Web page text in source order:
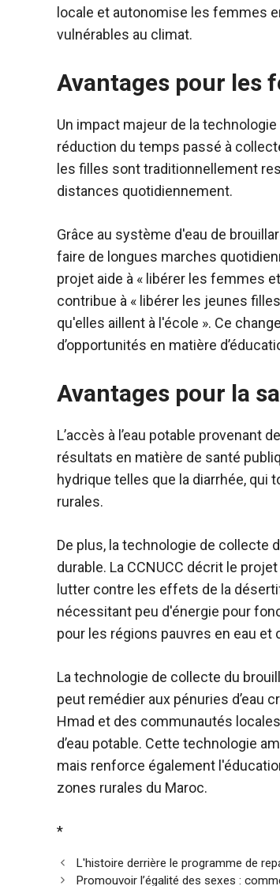
locale et autonomise les femmes
vulnérables au climat.
Avantages pour les
Un impact majeur de la
réduction du temps passé à
les filles sont traditionnellement
distances quotidiennement.
Grâce au système d'eau de
faire de longues marches
projet aide à « libérer les femmes
contribue à « libérer les jeunes
qu'elles aillent à l'école ». Ce
d’opportunités en matière
Avantages pour la
L’accès à l’eau potable provenant
résultats en matière de santé
hydrique telles que la diarrhée,
rurales.
De plus, la technologie de collecte
durable. La CCNUCC décrit le
lutter contre les effets de la
nécessitant peu d'énergie pour
pour les régions pauvres en eau
La technologie de collecte du
peut remédier aux pénuries d’eau
Hmad et des communautés
d’eau potable. Cette technologie
mais renforce également
zones rurales du Maroc.
*
L'histoire derrière le programme de
Promouvoir l’égalité des sexes :